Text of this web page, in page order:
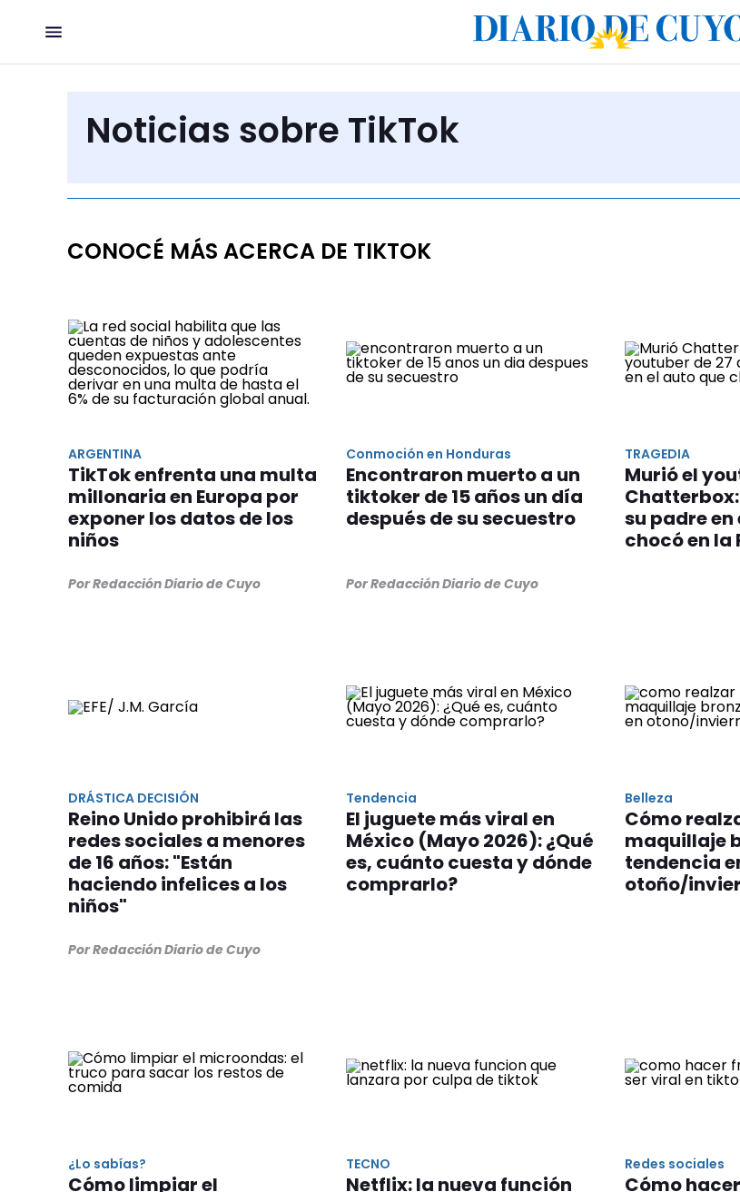
Noticias sobre TikTok
CONOCÉ MÁS ACERCA DE TIKTOK
ARGENTINA
TikTok enfrenta una multa
millonaria en Europa por
exponer los datos de los
niños
Por Redacción Diario de Cuyo
Conmoción en Honduras
Encontraron muerto a un
tiktoker de 15 años un día
después de su secuestro
Por Redacción Diario de Cuyo
TRAGEDIA
Murió el
su padre
chocó en la
DRÁSTICA DECISIÓN
Reino Unido prohibirá las
redes sociales a menores
de 16 años: "Están
haciendo infelices a los
niños"
Por Redacción Diario de Cuyo
Tendencia
El juguete más viral en
México (Mayo 2026): ¿Qué
es, cuánto cuesta y dónde
comprarlo?
Belleza
Cómo
maquillaje
tendencia
otoño/
¿Lo sabías?
Cómo limpiar el
TECNO
Netflix: la nueva función
Redes sociales
Cómo